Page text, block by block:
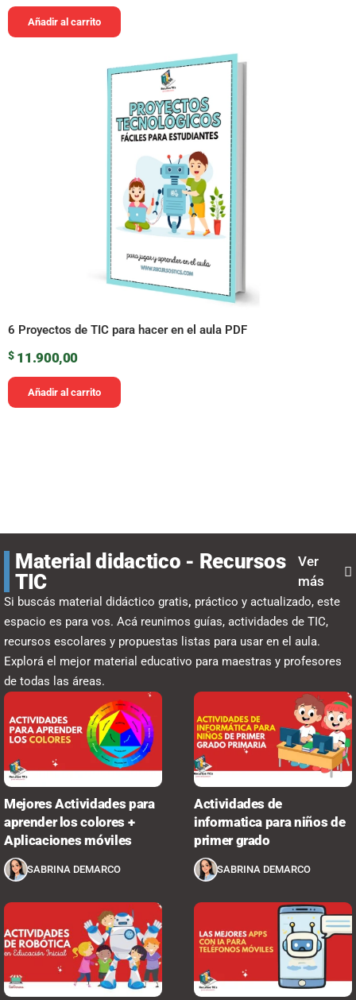
Añadir al carrito
6 Proyectos de TIC para hacer en el aula PDF
$11.900,00
Añadir al carrito
Material didactico - Recursos
TIC
Ver
más
Si buscás material didáctico gratis, práctico y actualizado, este
espacio es para vos. Acá reunimos guías, actividades de TIC,
recursos escolares y propuestas listas para usar en el aula.
Explorá el mejor material educativo para maestras y profesores
de todas las áreas.
Mejores Actividades para
aprender los colores +
Aplicaciones móviles
SABRINA DEMARCO
Actividades de
informatica para niños de
primer grado
SABRINA DEMARCO